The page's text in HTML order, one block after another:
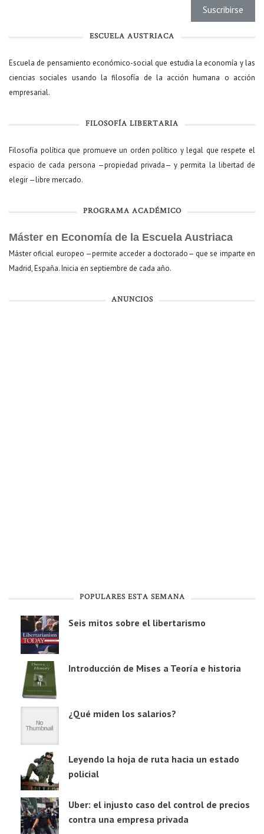
ESCUELA AUSTRIACA
Escuela de pensamiento económico-social que estudia la economía y las
ciencias sociales usando la filosofía de la acción humana o acción
empresarial.
FILOSOFÍA LIBERTARIA
Filosofía política que promueve un orden político y legal que respete el
espacio de cada persona —propiedad privada— y permita la libertad de
elegir —libre mercado.
PROGRAMA ACADÉMICO
Máster en Economía de la Escuela Austriaca
Máster oficial europeo —permite acceder a doctorado— que se imparte en
Madrid, España. Inicia en septiembre de cada año.
ANUNCIOS
POPULARES ESTA SEMANA
Seis mitos sobre el libertarismo
Introducción de Mises a Teoría e historia
¿Qué miden los salarios?
Leyendo la hoja de ruta hacia un estado
policial
Uber: el injusto caso del control de precios
contra una empresa privada